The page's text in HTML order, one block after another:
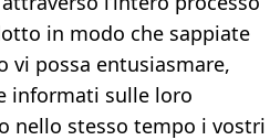
in modo che sappiate
vi possa entusiasmare,
informati sulle loro
nello stesso tempo i vostri